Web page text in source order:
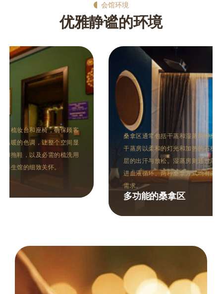
会馆环境
优雅静谧的环境
桑拿区通常包括干蒸和湿蒸两种桑拿房，设计现代而不失格调。
干蒸房以柔和的灯光和加热的石板为特色，让人在高温中体验深
层的出汗与放松。湿蒸房则通过蒸汽的温润，帮助打开毛孔，促
进血液循环。两种桑拿方式均有助于排毒养颜，满足不同顾客的
多功能的桑拿区